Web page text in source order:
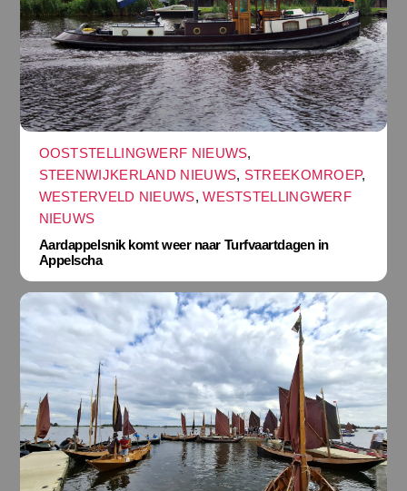
OOSTSTELLINGWERF NIEUWS,
STEENWIJKERLAND NIEUWS, STREEKOMROEP,
WESTERVELD NIEUWS,WESTSTELLINGWERF
NIEUWS
Aardappelsnik komt weer naar Turfvaartdagen in
Appelscha